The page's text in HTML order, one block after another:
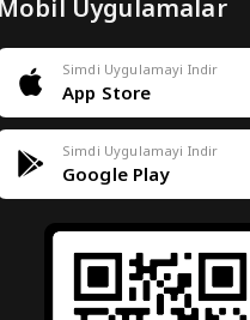
Mobil Uygulamalar
Simdi Uygulamayi Indir
App Store
Simdi Uygulamayi Indir
Google Play